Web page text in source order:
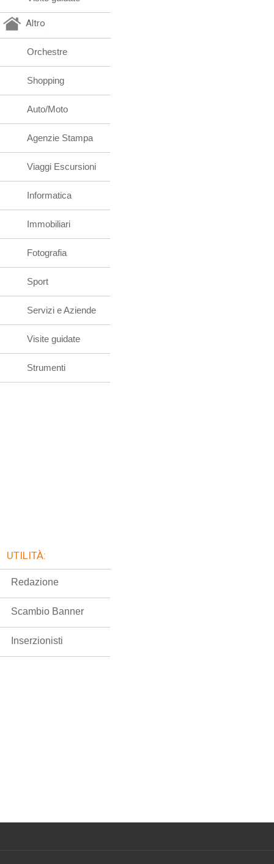
Altro
Orchestre
Shopping
Auto/Moto
Agenzie Stampa
Viaggi Escursioni
Informatica
Immobiliari
Fotografia
Sport
Servizi e Aziende
Visite guidate
Strumenti
UTILITÀ:
Redazione
Scambio Banner
Inserzionisti